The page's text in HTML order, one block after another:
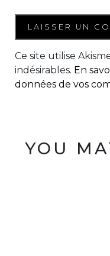
Ce site utilise
indésirables. En
données de vos
YOU